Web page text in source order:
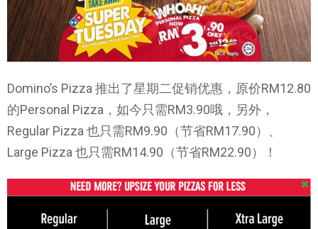
Domino’s Pizza 推出了星期二促销优惠，原价RM12.80
的Personal Pizza，如今只需RM3.90哦，另外，
Regular Pizza 也只需RM9.90（节省RM17.90）、
Large Pizza 也只需RM14.90（节省RM22.90）！